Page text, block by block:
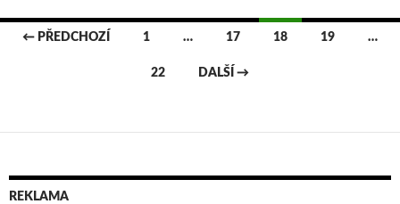
příspěvky
← PŘEDCHOZÍ 1 … 17 18 19 …
22 DALŠÍ →
REKLAMA